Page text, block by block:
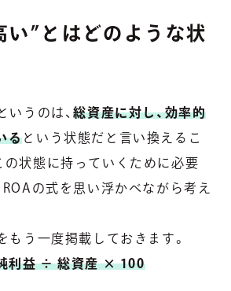
い”とはどのような状
いうのは、総資産に対し、効率的
るという状態だと言い換えるこ
の状態に持っていくために必要
ROAの式を思い浮かべながら考え
もう一度掲載しておきます。
利益 ÷ 総資産 × 100